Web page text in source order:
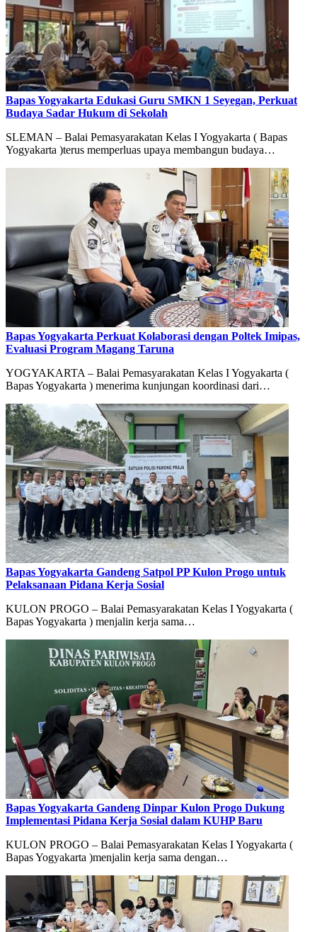
Bapas Yogyakarta Edukasi Guru SMKN 1 Seyegan, Perkuat
Budaya Sadar Hukum di Sekolah
SLEMAN – Balai Pemasyarakatan Kelas I Yogyakarta ( Bapas
Yogyakarta )terus memperluas upaya membangun budaya…
Bapas Yogyakarta Perkuat Kolaborasi dengan Poltek Imipas,
Evaluasi Program Magang Taruna
YOGYAKARTA – Balai Pemasyarakatan Kelas I Yogyakarta (
Bapas Yogyakarta ) menerima kunjungan koordinasi dari…
Bapas Yogyakarta Gandeng Satpol PP Kulon Progo untuk
Pelaksanaan Pidana Kerja Sosial
KULON PROGO – Balai Pemasyarakatan Kelas I Yogyakarta (
Bapas Yogyakarta ) menjalin kerja sama…
Bapas Yogyakarta Gandeng Dinpar Kulon Progo Dukung
Implementasi Pidana Kerja Sosial dalam KUHP Baru
KULON PROGO – Balai Pemasyarakatan Kelas I Yogyakarta (
Bapas Yogyakarta )menjalin kerja sama dengan…